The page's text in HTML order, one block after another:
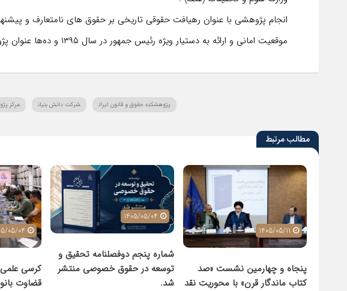
انجام پژوهشی با عنوان رهیافت حقوقی تاریخی بر حقوق های نامتعارف و
موقعیت امانی و ارائه به دستیار ویژه رئیس جمهور در سال ۱۳۹۵ و ده‌ها عنوان پژوهش حقوقی دیگر از جمله دستاوردهای این مرکز است.
پژوهشکده حقوق و قانون ایران شرکت دانش بنیان مرکز
مطالب مرتبط
نشست «صد
با محوریت نقد
1405/05/04
شماره پنجم دوفصلنامه تحقیق و
توسعه در حقوق خصوصی منتشر
شد.
1405/05/04
کرسی علمی «امکان‌سنجی فقهی
قضاوت بانوان در پرتو حکم اولی»
29